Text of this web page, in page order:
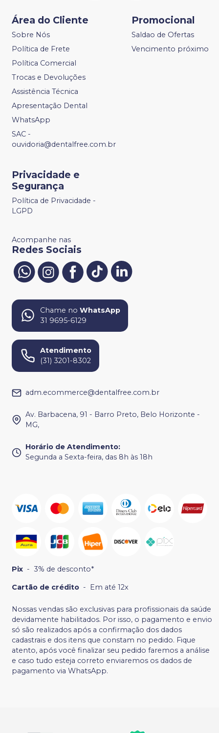
Área do Cliente
Sobre Nós
Política de Frete
Política Comercial
Trocas e Devoluções
Assistência Técnica
Apresentação Dental
WhatsApp
SAC -
ouvidoria@dentalfree.com.br
Promocional
Saldao de Ofertas
Vencimento próximo
Privacidade e
Segurança
Política de Privacidade -
LGPD
Acompanhe nas
Redes Sociais
Chame no WhatsApp
31 9695-6129
Atendimento
(31) 3201-8302
adm.ecommerce@dentalfree.com.br
Av. Barbacena, 91 - Barro Preto, Belo Horizonte -
MG,
Horário de Atendimento:
Segunda a Sexta-feira, das 8h às 18h
Pix - 3% de desconto*
Cartão de crédito - Em até 12x
Nossas vendas são exclusivas para profissionais da saúde
devidamente habilitados. Por isso, o pagamento e envio
só são realizados após a confirmação dos dados
cadastrais e dos itens que constam no pedido. Fique
atento, após você finalizar seu pedido faremos a análise
e caso tudo esteja correto enviaremos os dados de
pagamento via WhatsApp.